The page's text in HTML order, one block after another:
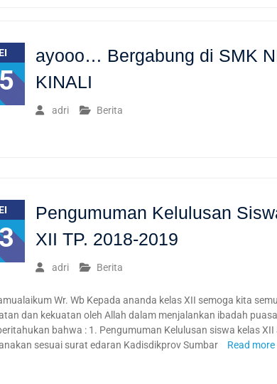
ayooo… Bergabung di SMK
KINALI
adri Berita
Pengumuman Kelulusan
XII TP. 2018-2019
adri Berita
Wr. Wb Kepada ananda kelas XII semoga kita
dan kekuatan oleh Allah dalam menjalankan ibadah
bahwa : 1. Pengumuman Kelulusan siswa kelas XII
sesuai surat edaran Kadisdikprov Sumbar
Read more